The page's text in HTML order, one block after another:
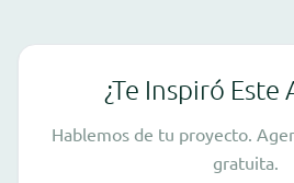
¿Te Inspiró Este
Hablemos de tu proyecto.
gratuita.